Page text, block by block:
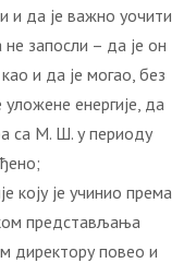
и да је важно уочити
запосли – да је он
и да је могао, без
енергије, да
са М. Ш. у периоду
коју је учинио према
представљања
директору повео и